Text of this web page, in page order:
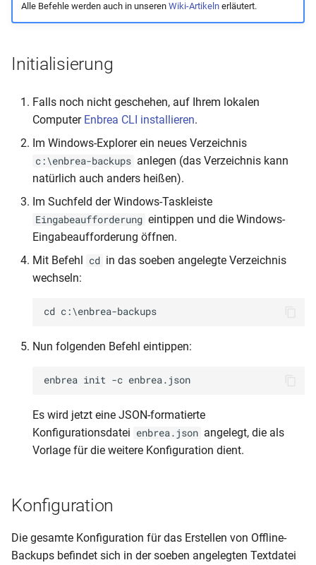
t
a
Übertrag nach Magellan
Fehlzeiten
Import aus Schild-NRW
Import aus SaxSVS
Import aus LUSD
Import aus Excel/CSV
Automation
Zeitraumwechsel
Alle Befehle werden auch in unseren Wiki-Artikelnerläutert.
Initialisierung
Falls noch nicht geschehen, auf Ihrem lokalen
Computer Enbrea CLI installieren.
Im Windows-Explorer ein neues Verzeichnis
c:\enbrea-backups anlegen (das Verzeichnis kann
natürlich auch anders heißen).
Im Suchfeld der Windows-Taskleiste
Eingabeaufforderung eintippen und die Windows-
Eingabeaufforderung öffnen.
Mit Befehl cd in das soeben angelegte Verzeichnis
wechseln:
Nun folgenden Befehl eintippen:
Es wird jetzt eine JSON-formatierte
Konfigurationsdatei enbrea.json angelegt, die als
Vorlage für die weitere Konfiguration dient.
Konfiguration
Die gesamte Konfiguration für das Erstellen von Offline-
Backups befindet sich in der soeben angelegten Textdatei